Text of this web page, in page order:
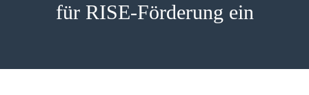
für RISE-Förderung ein